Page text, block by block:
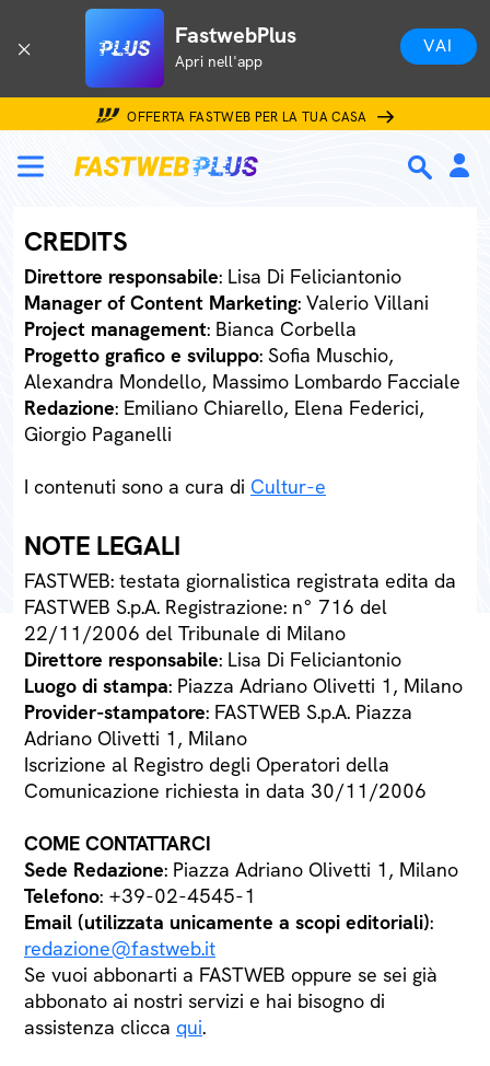
FastwebPlus
Apri nell'app
VAI
OFFERTA FASTWEB PER LA TUA CASA
CREDITS
Direttore responsabile: Lisa Di Feliciantonio
Manager of Content Marketing: Valerio Villani
Project management: Bianca Corbella
Progetto grafico e sviluppo: Sofia Muschio,
Alexandra Mondello, Massimo Lombardo Facciale
Redazione: Emiliano Chiarello, Elena Federici,
Giorgio Paganelli
I contenuti sono a cura di Cultur-e
NOTE LEGALI
FASTWEB: testata giornalistica registrata edita da
FASTWEB S.p.A. Registrazione: n° 716 del
22/11/2006 del Tribunale di Milano
Direttore responsabile: Lisa Di Feliciantonio
Luogo di stampa: Piazza Adriano Olivetti 1, Milano
Provider-stampatore: FASTWEB S.p.A. Piazza
Adriano Olivetti 1, Milano
Iscrizione al Registro degli Operatori della
Comunicazione richiesta in data 30/11/2006
COME CONTATTARCI
Sede Redazione: Piazza Adriano Olivetti 1, Milano
Telefono: +39-02-4545-1
Email (utilizzata unicamente a scopi editoriali):
redazione@fastweb.it
Se vuoi abbonarti a FASTWEB oppure se sei già
abbonato ai nostri servizi e hai bisogno di
assistenza clicca qui.